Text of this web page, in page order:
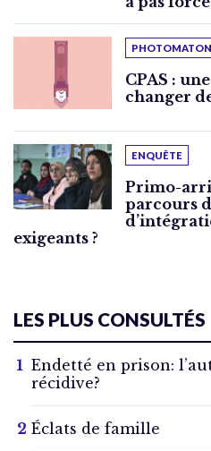
PHOTOMATON
CPAS :
changer
ENQUÊTE
Primo-
parcours
exigeants ?
LES PLUS CONSULTÉS
Endetté en prison:
récidive?
Éclats de famille